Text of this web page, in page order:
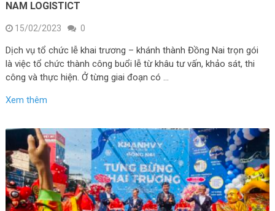
NAM LOGISTICT
15/02/2023 0
Dịch vụ tổ chức lễ khai trương – khánh thành Đồng Nai trọn gói
là việc tổ chức thành công buổi lễ từ khâu tư vấn, khảo sát, thi
công và thực hiện. Ở từng giai đoạn có …
Xem thêm